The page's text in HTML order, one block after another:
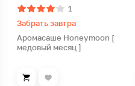
1
Забрать завтра
Аромасаше Honeymoon [
медовый месяц ]